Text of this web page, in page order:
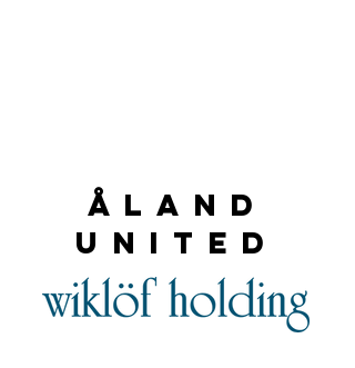
Åland
United